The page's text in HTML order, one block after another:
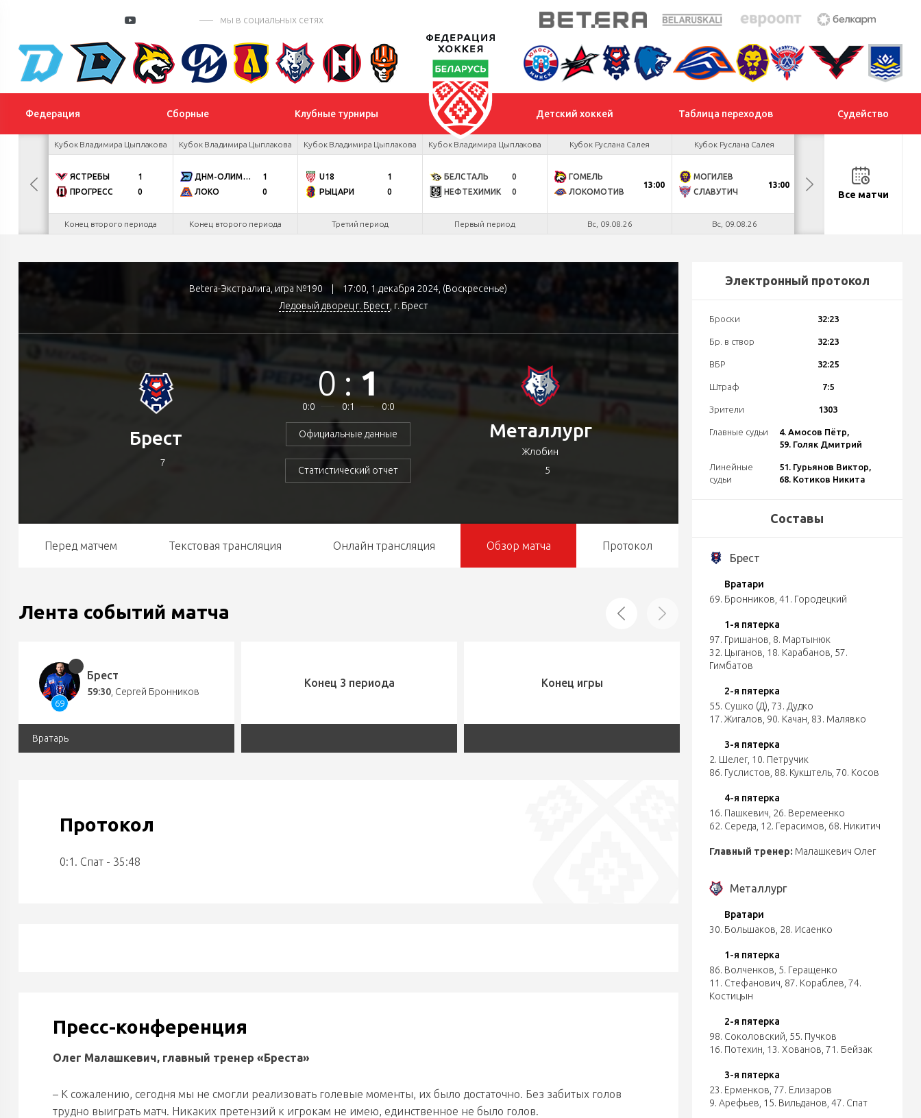
мы в социальных сетях
Федерация Сборные Клубные турниры Детский хоккей Таблица переходов Судейство
Кубок Владимира Цыплакова
ЯСТРЕБЫ
1
ПРОГРЕСС
0
Конец второго периода
Кубок Владимира Цыплакова
ДНМ-ОЛИМПИК
1
ЛОКО
0
Конец второго периода
Кубок Владимира Цыплакова
U18
1
РЫЦАРИ
0
Третий период
Кубок Владимира Цыплакова
БЕЛСТАЛЬ
0
НЕФТЕХИМИК
0
Первый период
Кубок Руслана Салея
ГОМЕЛЬ
ЛОКОМОТИВ
13:00
Вс, 09.08.26
Кубок Руслана Салея
МОГИЛЕВ
СЛАВУТИЧ
13:00
Вс, 09.08.26
МЕТАЛЛУРГ
Все матчи
Betera-Экстралига, игра №190 |
17:00, 1 декабря 2024, (Воскресенье)
Ледовый дворец г. Брест , г. Брест
Брест
7
0 :1
0:0 0:1 0:0
Официальные данные
Статистический отчет
Металлург
Жлобин
5
Перед матчем Текстовая трансляция Онлайн трансляция Обзор матча Протокол
Лента событий матча
69
Брест
59:30 Сергей Бронников
Вратарь
Конец 3 периода Конец игры
Протокол
0:1. Спат - 35:48
Пресс-конференция
Олег Малашкевич, главный тренер «Бреста»
– К сожалению, сегодня мы не смогли реализовать голевые моменты, их было достаточно. Без забитых голов
трудно выиграть матч. Никаких претензий к игрокам не имею, единственное не было голов.
Электронный протокол
Броски 32:23
Бр. в створ 32:23
ВБР 32:25
Штраф 7:5
Зрители 1303
Главные судьи
4. Амосов Пётр,
59. Голяк Дмитрий
Линейные
судьи
51. Гурьянов Виктор,
68. Котиков Никита
Составы
Брест
Вратари
69. Бронников 41. Городецкий
1-я пятерка
97. Гришанов 8. Мартынюк
32. Цыганов 18. Карабанов 57.
Гимбатов
2-я пятерка
55. Сушко (Д) 73. Дудко
17. Жигалов 90. Качан 83. Малявко
3-я пятерка
2. Шелег, 10. Петручик
86. Гуслистов 88. Кукштель, 70. Косов
4-я пятерка
16. Пашкевич 26. Веремеенко
62. Середа 12. Герасимов 68. Никитич
Главный тренер: Малашкевич Олег
Металлург
Вратари
30. Большаков 28. Исаенко
1-я пятерка
86. Волченков 5. Геращенко
11. Стефанович 87. Кораблев 74.
Костицын
2-я пятерка
98. Соколовский 55. Пучков
16. Потехин 13. Хованов 71. Бейзак
3-я пятерка
23. Ерменков 77. Елизаров
9. Арефьев 15. Вильданов 47. Спат